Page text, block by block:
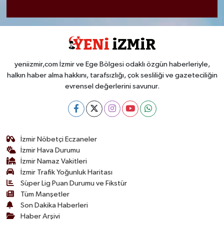
yeniizmir,com İzmir ve Ege Bölgesi odaklı özgün haberleriyle,
halkın haber alma hakkını, tarafsızlığı, çok sesliliği ve gazeteciliğin
evrensel değerlerini savunur.
İzmir Nöbetçi Eczaneler
İzmir Hava Durumu
İzmir Namaz Vakitleri
İzmir Trafik Yoğunluk Haritası
Süper Lig Puan Durumu ve Fikstür
Tüm Manşetler
Son Dakika Haberleri
Haber Arşivi